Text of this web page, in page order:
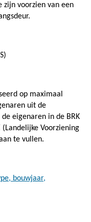
zijn voorzien van een
op maximaal
uit de
eigenaren in de BRK
Voorziening
te vullen.
bouwjaar,